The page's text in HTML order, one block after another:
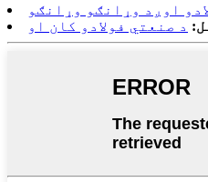
اوږد وړانګو وړانګو